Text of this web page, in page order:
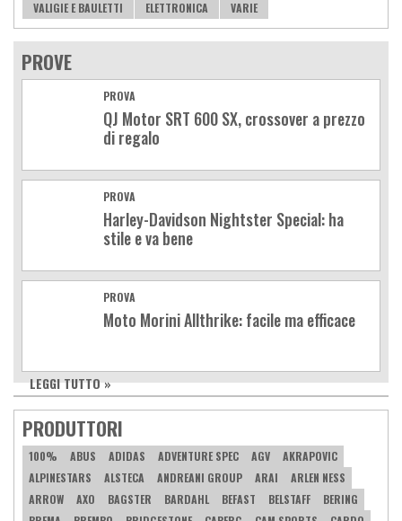
VALIGIE E BAULETTI
ELETTRONICA VARIE
PROVE
PROVA
QJ Motor SRT 600 SX, crossover a prezzo
di regalo
PROVA
Harley-Davidson Nightster Special: ha
stile e va bene
PROVA
Moto Morini Allthrike: facile ma efficace
LEGGI TUTTO »
PRODUTTORI
100% ABUS ADIDAS ADVENTURE SPEC AGV
AKRAPOVIC
ALPINESTARS
ALSTECA ANDREANI GROUP ARAI
ARLEN NESS
ARROW
AXO BAGSTER BARDAHL BEFAST BELSTAFF
BERING